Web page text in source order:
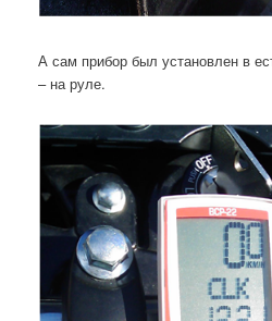
А сам прибор был установлен в
– на руле.